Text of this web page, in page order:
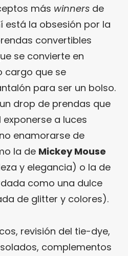
más winners de
está la obsesión por la
convertibles
se convierte en
cargo que se
para ser un bolso.
drop de prendas que
a luces
enamorarse de
la de Mickey Mouse
y elegancia) o la de
como una dulce
de glitter y colores).
revisión del tie-dye,
complementos